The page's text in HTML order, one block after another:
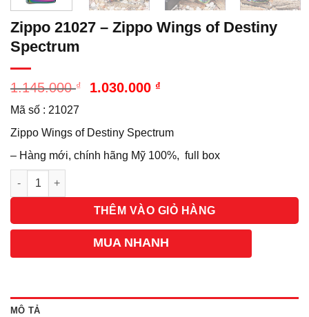
Zippo 21027 – Zippo Wings of Destiny
Spectrum
1.145.000₫
Giá
1.145.000 ₫.
1.030.000 ₫
là:
Mã số : 21027
Zippo Wings of Destiny Spectrum
– Hàng mới, chính hãng Mỹ 100%, full box
Số lượng
THÊM VÀO GIỎ HÀNG
MUA NHANH
MÔ TẢ